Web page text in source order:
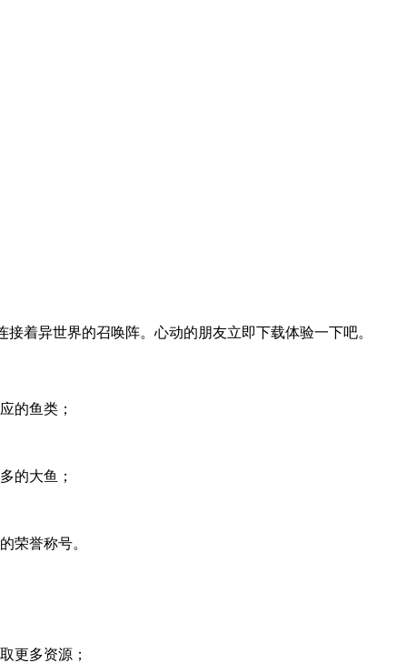
着异世界的召唤阵。心动的朋友立即下载体验一下吧。
的鱼类；
的大鱼；
荣誉称号。
更多资源；